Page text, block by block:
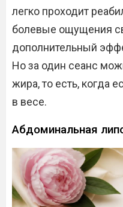
легко проходит
болевые ощущения
дополнительный
Но за один сеанс
жира, то есть, когда
в весе.
Абдоминальная